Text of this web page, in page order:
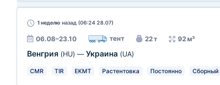
1 неделю назад (06:24 28.07)
06.08–23.10 тент 22 т 92 м³
Венгрия (HU) — Украина (UA)
CMR TIR EKMT Растентовка Постоянно Сборный